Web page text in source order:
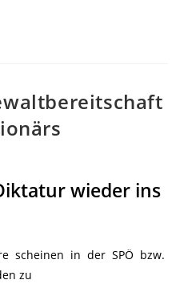
wieder ins
scheinen in der SPÖ bzw.
zu